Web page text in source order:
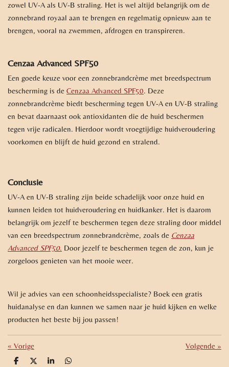
zowel UV-A als UV-B straling. Het is wel altijd belangrijk om de
zonnebrand royaal aan te brengen en regelmatig opnieuw aan te
brengen, vooral na zwemmen, afdrogen en transpireren.
Cenzaa Advanced SPF50
Een goede keuze voor een zonnebrandcrème met breedspectrum
bescherming is de Cenzaa Advanced SPF50. Deze
zonnebrandcrème biedt bescherming tegen UV-A en UV-B straling
en bevat daarnaast ook antioxidanten die de huid beschermen
tegen vrije radicalen. Hierdoor wordt vroegtijdige huidveroudering
voorkomen en blijft de huid gezond en stralend.
Conclusie
UV-A en UV-B straling zijn beide schadelijk voor onze huid en
kunnen leiden tot huidveroudering en huidkanker. Het is daarom
belangrijk om jezelf te beschermen tegen deze straling door middel
van een breedspectrum zonnebrandcrème, zoals de Cenzaa
Advanced SPF50. Door jezelf te beschermen tegen de zon, kun je
zorgeloos genieten van het mooie weer.
Wil je advies van een schoonheidsspecialiste? Boek een gratis
huidanalyse en dan kunnen we samen naar je huid kijken en welke
producten het beste bij jou passen!
« Vorige Volgende »
D
D
S
D